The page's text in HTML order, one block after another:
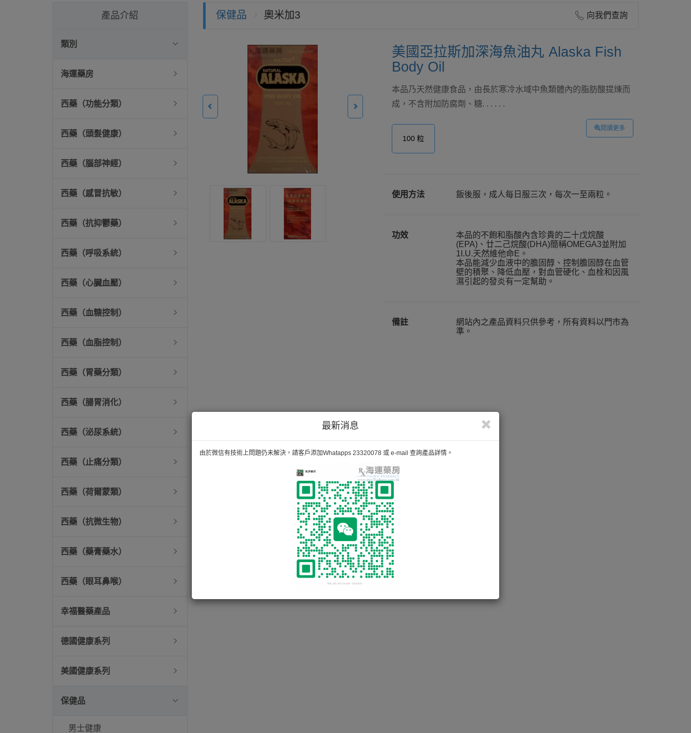
最新消息
由於微信有技術上問題仍未解決，請客戶添加Whatapps 23320078 或 e-mail 查詢產品詳情。
產品介紹
類別
海運藥房
西藥（功能分類）
西藥（頭髮健康）
西藥（腦部神經）
西藥（感冒抗敏）
西藥（抗抑鬱藥）
西藥（呼吸系統）
西藥（心臟血壓）
西藥（血糖控制）
西藥（血脂控制）
西藥（胃藥分類）
西藥（腸胃消化）
西藥（泌尿系統）
西藥（止痛分類）
西藥（荷爾蒙類）
西藥（抗微生物）
西藥（藥膏藥水）
西藥（眼耳鼻喉）
幸福醫藥產品
德國健康系列
美國健康系列
保健品
男士健康
保健品 奧米加3 向我們查詢
美國亞拉斯加深海魚油丸 Alaska Fish
Body Oil
本品乃天然健康食品，由長於寒冷水域中魚類體內的脂肪酸提煉而
成，不含附加防腐劑、糖. . . . . .
閱讀更多
100 粒
使用方法 飯後服，成人每日服三次，每次一至兩粒。
功效
本品的不飽和脂酸內含珍貴的二十戊烷酸
(EPA)、廿二己烷酸(DHA)簡稱OMEGA3並附加
1I.U.天然維他命E。
本品能減少血液中的膽固醇、控制膽固醇在血管
壁的積聚、降低血壓，對血管硬化、血栓和因風
濕引起的發炎有一定幫助。
備註
網站內之產品資料只供參考，所有資料以門市為
準。